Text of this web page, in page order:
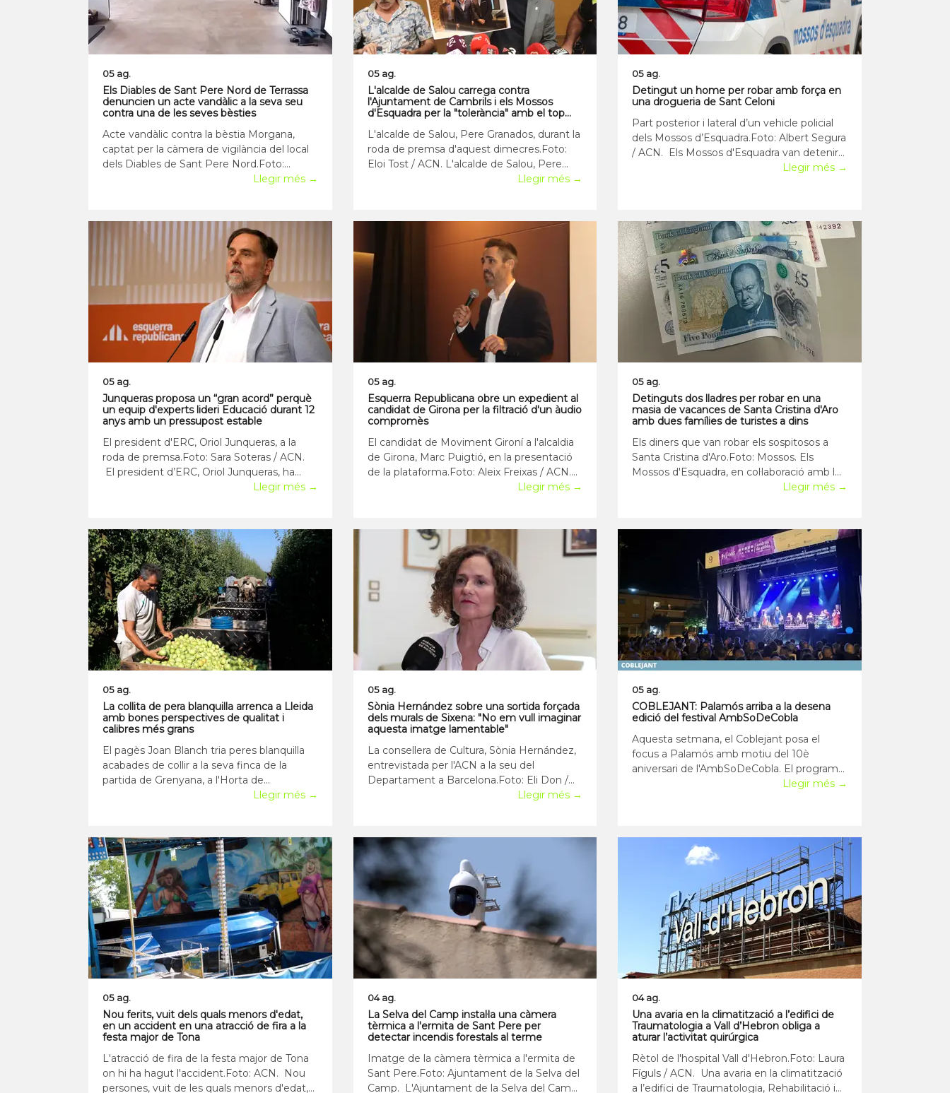
05 ag.
Els Diables de Sant Pere Nord de Terrassa
denuncien un acte vandàlic a la seva seu
contra una de les seves bèsties
Acte vandàlic contra la bèstia Morgana,
captat per la càmera de vigilància del local
dels Diables de Sant Pere Nord.Foto:
Diables de Sant Pere Nord. Els Diables de
registrat a la seva seu, i que ha provocat
Llegir més →
05 ag.
L'alcalde de Salou carrega contra
l'Ajuntament de Cambrils i els Mossos
d'Esquadra per la "tolerància" amb el top
L'alcalde de Salou, Pere Granados, durant la
roda de premsa d'aquest dimecres.Foto:
Eloi Tost / ACN. L'alcalde de Salou, Pere
Granados, ha carregat aquest dimecres
per la "tolerància" que assegura que hi ha
Llegir més →
05 ag.
Detingut un home per robar amb força en
una drogueria de Sant Celoni
Part posterior i lateral d’un vehicle policial
dels Mossos d’Esquadra.Foto: Albert Segura
/ ACN. Els Mossos d'Esquadra van detenir
el 31 de juliol un home de 34 anys com a
Llegir més →
05 ag.
Junqueras proposa un “gran acord” perquè
un equip d'experts lideri Educació durant 12
anys amb un pressupost estable
El president d'ERC, Oriol Junqueras, a la
roda de premsa.Foto: Sara Soteras / ACN.
El president d’ERC, Oriol Junqueras, ha
proposat un “gran acord” de país perquè la
reconegudes”, que puguin desenvolupar
“una
Llegir més →
05 ag.
Esquerra Republicana obre un expedient al
candidat de Girona per la filtració d'un àudio
compromès
El candidat de Moviment Gironí a l'alcaldia
de Girona, Marc Puigtió, en la presentació
de la plataforma.Foto: Aleix Freixas / ACN.
Esquerra Republicana ha obert un
Puigtió, després que es filtrés un àudio
compromès a le
Llegir més →
05 ag.
Detinguts dos lladres per robar en una
masia de vacances de Santa Cristina d'Aro
amb dues famílies de turistes a dins
Els diners que van robar els sospitosos a
Santa Cristina d'Aro.Foto: Mossos. Els
Mossos d'Esquadra, en col·laboració amb les
policies locals de Platja d'Aro i Santa Cristina
Cristina amb dues famílies de turistes
Llegir més →
05 ag.
La collita de pera blanquilla arrenca a Lleida
amb bones perspectives de qualitat i
calibres més grans
El pagès Joan Blanch tria peres blanquilla
acabades de collir a la seva finca de la
partida de Grenyana, a l'Horta de
Lleida.Foto: Roger Segura / ACN. La collita
qualitat. El pagès Joan Blanch ha iniciat la
recol·lecció en
Llegir més →
05 ag.
Sònia Hernández sobre una sortida forçada
dels murals de Sixena: "No em vull imaginar
aquesta imatge lamentable"
La consellera de Cultura, Sònia Hernández,
entrevistada per l'ACN a la seu del
Departament a Barcelona.Foto: Eli Don /
ACN. Sònia Hernández va rebre l'encàrrec
"polítiques de continuïtat" amb l'anterior
Govern. Un de
Llegir més →
05 ag.
COBLEJANT: Palamós arriba a la desena
edició del festival AmbSoDeCobla
Aquesta setmana, el Coblejant posa el
focus a Palamós amb motiu del 10è
aniversari de l'AmbSoDeCobla. El programa
fa un repàs complet a la programació
d'estiu i criteris d'admis
Llegir més →
05 ag.
Nou ferits, vuit dels quals menors d'edat,
en un accident en una atracció de fira a la
festa major de Tona
L'atracció de fira de la festa major de Tona
on hi ha hagut l'accident.Foto: ACN. Nou
persones, vuit de les quals menors d'edat,
04 ag.
La Selva del Camp instal·la una càmera
tèrmica a l'ermita de Sant Pere per
detectar incendis forestals al terme
Imatge de la càmera tèrmica a l'ermita de
Sant Pere.Foto: Ajuntament de la Selva del
Camp. L'Ajuntament de la Selva del Camp
04 ag.
Una avaria en la climatització a l’edifici de
Traumatologia a Vall d’Hebron obliga a
aturar l’activitat quirúrgica
Rètol de l'hospital Vall d'Hebron.Foto: Laura
Fíguls / ACN. Una avaria en la climatització
a l’edifici de Traumatologia, Rehabilitació i